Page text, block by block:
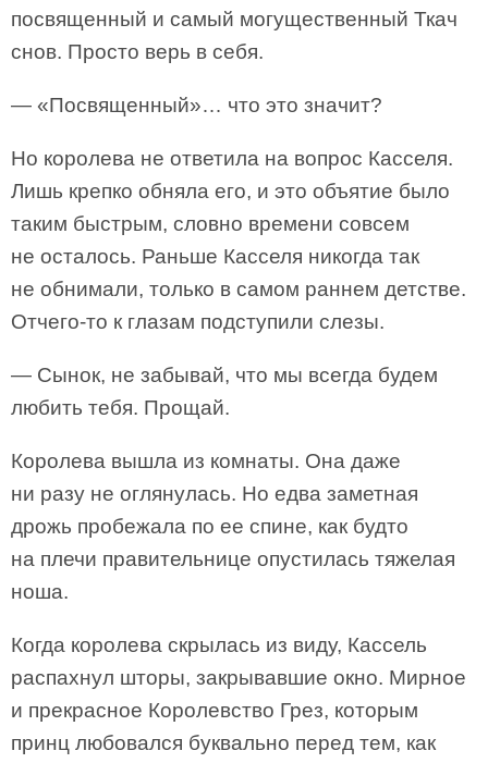
посвященный и самый могущественный Ткач
снов. Просто верь в себя.
— «Посвященный»… что это значит?
Но королева не ответила на вопрос Касселя.
Лишь крепко обняла его, и это объятие было
таким быстрым, словно времени совсем
не осталось. Раньше Касселя никогда так
не обнимали, только в самом раннем детстве.
Отчего-то к глазам подступили слезы.
— Сынок, не забывай, что мы всегда будем
любить тебя. Прощай.
Королева вышла из комнаты. Она даже
ни разу не оглянулась. Но едва заметная
дрожь пробежала по ее спине, как будто
на плечи правительнице опустилась тяжелая
ноша.
Когда королева скрылась из виду, Кассель
распахнул шторы, закрывавшие окно. Мирное
и прекрасное Королевство Грез, которым
принц любовался буквально перед тем, как